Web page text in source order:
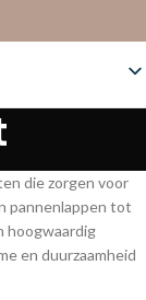
die zorgen voor
pannenlappen tot
hoogwaardig
en duurzaamheid